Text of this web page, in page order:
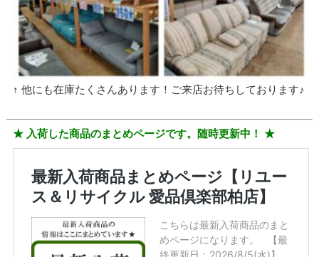
↑ 他にも在庫たくさんあります！ご来店お待ちしております♪
★ 入荷した商品のまとめページです。随時更新中！ ★